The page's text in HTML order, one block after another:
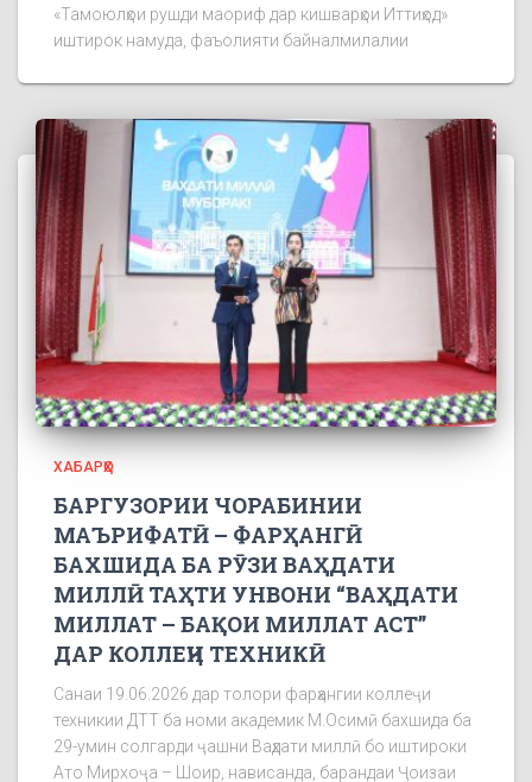
«Тамоюлҳои рушди маориф дар кишварҳои Иттиҳод»
иштирок намуда, фаъолияти байналмилалии
ХАБАРҲО
БАРГУЗОРИИ ЧОРАБИНИИ
МАЪРИФАТӢ – ФАРҲАНГӢ
БАХШИДА БА РӮЗИ ВАҲДАТИ
МИЛЛӢ ТАҲТИ УНВОНИ “ВАҲДАТИ
МИЛЛАТ – БАҚОИ МИЛЛАТ АСТ”
ДАР КОЛЛЕҶИ ТЕХНИКӢ
Санаи 19.06.2026 дар толори фарҳангии коллеҷи
техникии ДТТ ба номи академик М.Осимӣ бахшида ба
29-умин солгарди ҷашни Ваҳдати миллӣ бо иштироки
Ато Мирхоҷа – Шоир, нависанда, барандаи Ҷоизаи